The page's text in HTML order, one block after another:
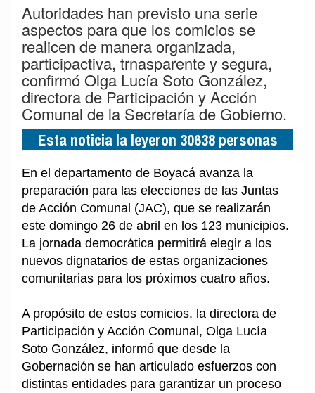
Autoridades han previsto una serie
aspectos para que los comicios se
realicen de manera organizada,
participactiva, trnasparente y segura,
confirmó Olga Lucía Soto González,
directora de Participación y Acción
Comunal de la Secretaría de Gobierno.
Esta noticia la leyeron 30638 personas
En el departamento de Boyacá avanza la
preparación para las elecciones de las Juntas
de Acción Comunal (JAC), que se realizarán
este domingo 26 de abril en los 123 municipios.
La jornada democrática permitirá elegir a los
nuevos dignatarios de estas organizaciones
comunitarias para los próximos cuatro años.
A propósito de estos comicios, la directora de
Participación y Acción Comunal, Olga Lucía
Soto González, informó que desde la
Gobernación se han articulado esfuerzos con
distintas entidades para garantizar un proceso